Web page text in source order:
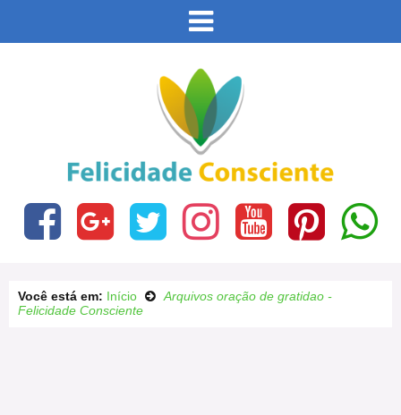
Você está em: Início
Arquivos oração de gratidao -
Felicidade Consciente
Este site usa cookies e outras tecnologias similares
para lembrar e entender como você usa nosso site,
analisar seu uso de nossos produtos e serviços,
conteúdo de terceiros. Leia mais em